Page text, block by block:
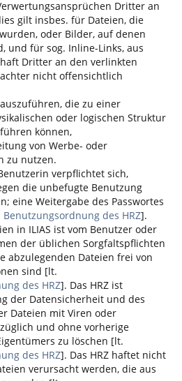
Dritter an
gilt insbes. für Dateien, die
oder Bilder, auf denen
und für sog. Inline-Links, aus
Dritter an den verlinkten
nicht offensichtlich
die zu einer
oder logischen Struktur
können,
von Werbe- oder
zu nutzen.
verpflichtet sich,
die unbefugte Benutzung
eine Weitergabe des Passwortes
Benutzungsordnung des HRZ].
in ILIAS ist vom Benutzer oder
der üblichen Sorgfaltspflichten
abzulegenden Dateien frei von
sind [lt.
des HRZ]. Das HRZ ist
der Datensicherheit und des
Dateien mit Viren oder
und ohne vorherige
zu löschen [lt.
des HRZ]. Das HRZ haftet nicht
verursacht werden, die aus